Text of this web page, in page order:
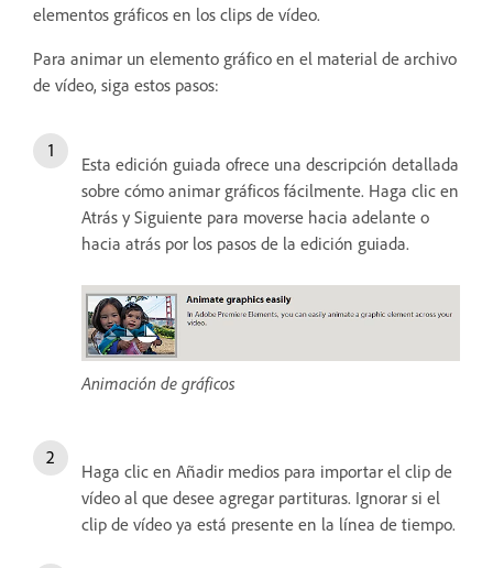
elementos gráficos en los clips de vídeo.
Para animar un elemento gráfico en el material de archivo
de vídeo, siga estos pasos:
Esta edición guiada ofrece una descripción detallada
sobre cómo animar gráficos fácilmente. Haga clic en
Atrás y Siguiente para moverse hacia adelante o
hacia atrás por los pasos de la edición guiada.
Animación de gráficos
Haga clic en Añadir medios para importar el clip de
vídeo al que desee agregar partituras. Ignorar si el
clip de vídeo ya está presente en la línea de tiempo.